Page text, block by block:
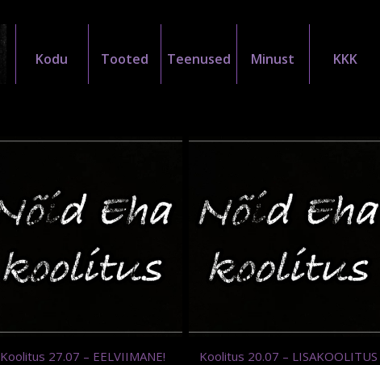
Kodu Tooted Teenused Minust KKK
Koolitus 27.07 – EELVIIMANE! Koolitus 20.07 – LISAKOOLITUS